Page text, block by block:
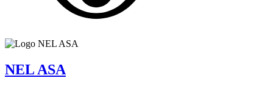
NEL ASA